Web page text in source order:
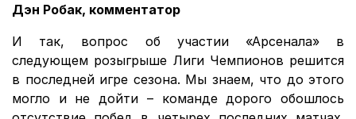
Дэн Робак, комментатор
И так, вопрос об участии «Арсенала» в
следующем розыгрыше Лиги Чемпионов решится
в последней игре сезона. Мы знаем, что до этого
могло и не дойти – команде дорого обошлось